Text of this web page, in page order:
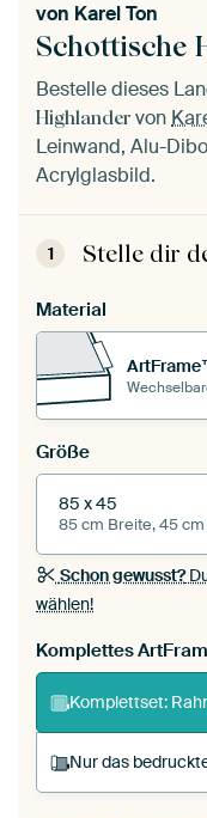
Schottische
von Karel Ton
Bestelle dieses
Highlander von
Leinwand, Alu-
Acrylglasbild.
1 Stelle dir
Material
Größe
85 x 45
85 cm Breite, 45
Schon gewusst?
wählen!
Komplettes
Komplettset:
Nur das